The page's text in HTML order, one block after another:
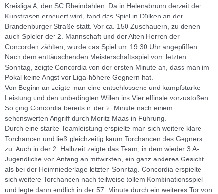
Kreisliga A, den SC Rheindahlen. Da in Helenabrunn derzeit der
Kunstrasen erneuert wird, fand das Spiel in Dülken an der
Brandenburger Straße statt. Vor ca. 150 Zuschauern, zu denen
auch Spieler der 2. Mannschaft und der Alten Herren der
Concorden zählten, wurde das Spiel um 19:30 Uhr angepfiffen.
Nach dem enttäuschenden Meisterschaftsspiel vom letzten
Sonntag, zeigte Concordia von der ersten Minute an, dass man im
Pokal keine Angst vor Liga-höhere Gegnern hat.
Von Beginn an zeigte man eine entschlossene und kampfstarke
Leistung und den unbedingten Willen ins Viertelfinale vorzustoßen.
So ging Concordia bereits in der 2. Minute nach einem
sehenswerten Angriff durch Moritz Maas in Führung.
Durch eine starke Teamleistung erspielte man sich weitere klare
Torchancen und ließ gleichzeitig kaum Torchancen des Gegners
zu. Auch in der 2. Halbzeit zeigte das Team, in dem wieder 3 A-
Jugendliche von Anfang an mitwirkten, ein ganz anderes Gesicht
als bei der Heimniederlage letzten Sonntag. Concordia erspielte
sich weitere Torchancen nach teilweise tollem Kombinationsspiel
und legte dann endlich in der 57. Minute durch ein weiteres Tor von